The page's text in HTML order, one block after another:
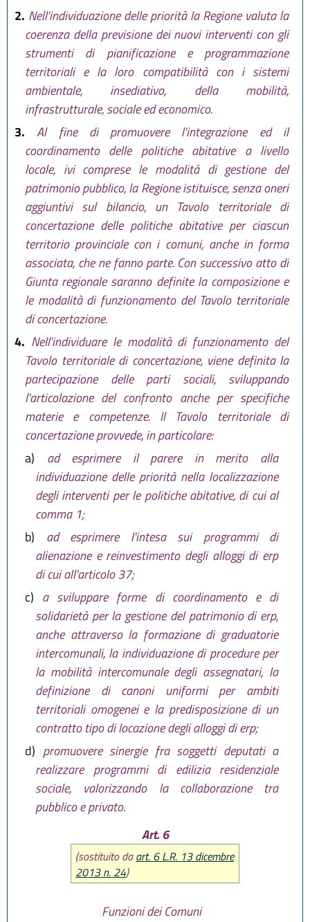
2. Nell'individuazione delle priorità la Regione valuta la
coerenza della previsione dei nuovi interventi con gli
strumenti di pianificazione e programmazione
territoriali e la loro compatibilità con i sistemi
ambientale, insediativo, della mobilità,
infrastrutturale, sociale ed economico.
3.
Al fine di promuovere l'integrazione ed il
coordinamento delle politiche abitative a livello
locale, ivi comprese le modalità di gestione del
patrimonio pubblico, la Regione istituisce, senza oneri
aggiuntivi sul bilancio, un Tavolo territoriale di
concertazione delle politiche abitative per ciascun
territorio provinciale con i comuni, anche in forma
associata, che ne fanno parte. Con successivo atto di
Giunta regionale saranno definite la composizione e
le modalità di funzionamento del Tavolo territoriale
di concertazione.
4. Nell'individuare le modalità di funzionamento del
Tavolo territoriale di concertazione, viene definita la
partecipazione delle parti sociali, sviluppando
l'articolazione del confronto anche per specifiche
materie e competenze. Il Tavolo territoriale di
concertazione provvede, in particolare:
a)
ad esprimere il parere in merito alla
individuazione delle priorità nella localizzazione
degli interventi per le politiche abitative, di cui al
comma 1;
b)
ad esprimere l'intesa sui programmi di
alienazione e reinvestimento degli alloggi di erp
di cui all'articolo 37;
c) a sviluppare forme di coordinamento e di
solidarietà per la gestione del patrimonio di erp,
anche attraverso la formazione di graduatorie
intercomunali, la individuazione di procedure per
la mobilità intercomunale degli assegnatari, la
definizione di canoni uniformi per ambiti
territoriali omogenei e la predisposizione di un
contratto tipo di locazione degli alloggi di erp;
d) promuovere sinergie fra soggetti deputati a
realizzare programmi di edilizia residenziale
sociale, valorizzando la collaborazione tra
pubblico e privato.
Art. 6
(sostituito daart. 6 L.R. 13 dicembre
2013 n. 24)
Funzioni dei Comuni